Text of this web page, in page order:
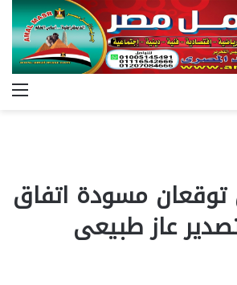
توقعان مسودة اتفاق
عاز طبيعى